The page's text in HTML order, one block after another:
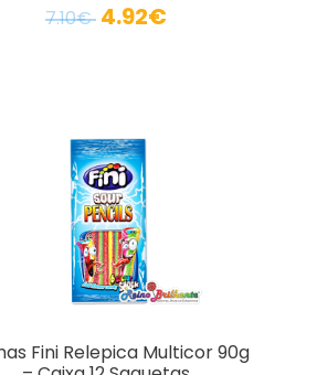
7.10€ 4.92€
Fini Relepica Multicor 90g